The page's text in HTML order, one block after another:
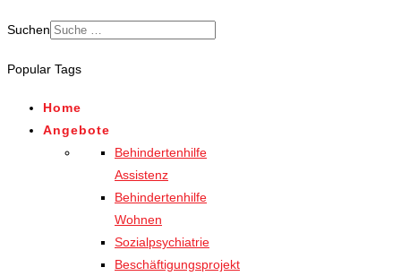
Suchen
Popular Tags
Home
Angebote
Behindertenhilfe
Assistenz
Behindertenhilfe
Wohnen
Sozialpsychiatrie
Beschäftigungsprojekt